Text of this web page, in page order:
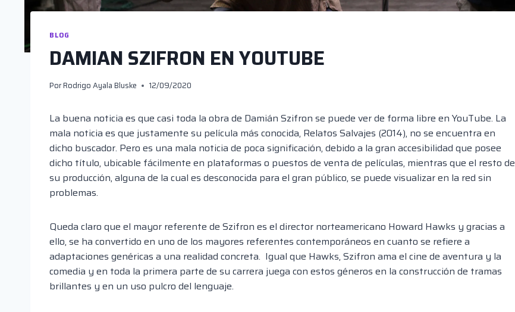
BLOG
DAMIAN SZIFRON EN YOUTUBE
PorRodrigo Ayala Bluske 12/09/2020
La buena noticia es que casi toda la obra de Damián Szifron se puede ver de forma libre en YouTube. La
mala noticia es que justamente su película más conocida, Relatos Salvajes (2014), no se encuentra en
dicho buscador. Pero es una mala noticia de poca significación, debido a la gran accesibilidad que posee
dicho título, ubicable fácilmente en plataformas o puestos de venta de películas, mientras que el resto de
su producción, alguna de la cual es desconocida para el gran público, se puede visualizar en la red sin
problemas.
Queda claro que el mayor referente de Szifron es el director norteamericano Howard Hawks y gracias a
ello, se ha convertido en uno de los mayores referentes contemporáneos en cuanto se refiere a
adaptaciones genéricas a una realidad concreta. Igual que Hawks, Szifron ama el cine de aventura y la
comedia y en toda la primera parte de su carrera juega con estos géneros en la construcción de tramas
brillantes y en un uso pulcro del lenguaje.